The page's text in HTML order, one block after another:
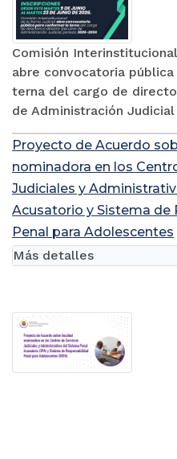
Comisión
abre convocatoria
terna del cargo de
de Administración
Proyecto de Acuerdo
nominadora en los
Judiciales y
Acusatorio y Sistema de
Penal para Adolescentes
Más detalles